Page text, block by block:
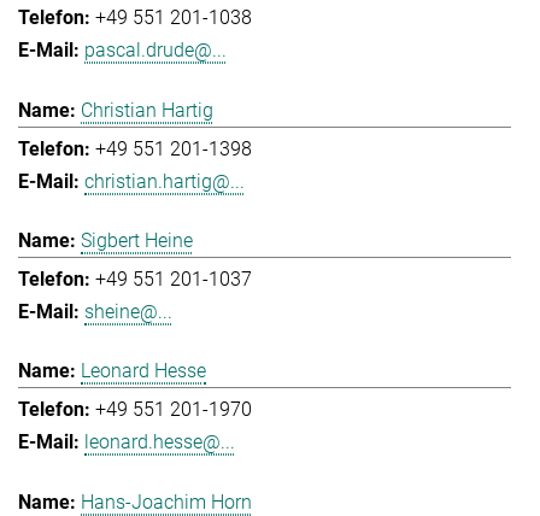
+49 551 201-1038
pascal.drude@...
Christian Hartig
+49 551 201-1398
christian.hartig@...
Sigbert Heine
+49 551 201-1037
sheine@...
Leonard Hesse
+49 551 201-1970
leonard.hesse@...
Hans-Joachim Horn